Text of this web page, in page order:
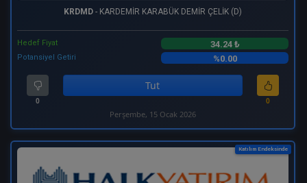
KRDMD - KARDEMİR KARABÜK DEMİR ÇELİK (D)
Hedef Fiyat 34.24 ₺
Potansiyel Getiri %0.00
0
Tut
0
Perşembe, 15 Ocak 2026
Katılım Endeksinde